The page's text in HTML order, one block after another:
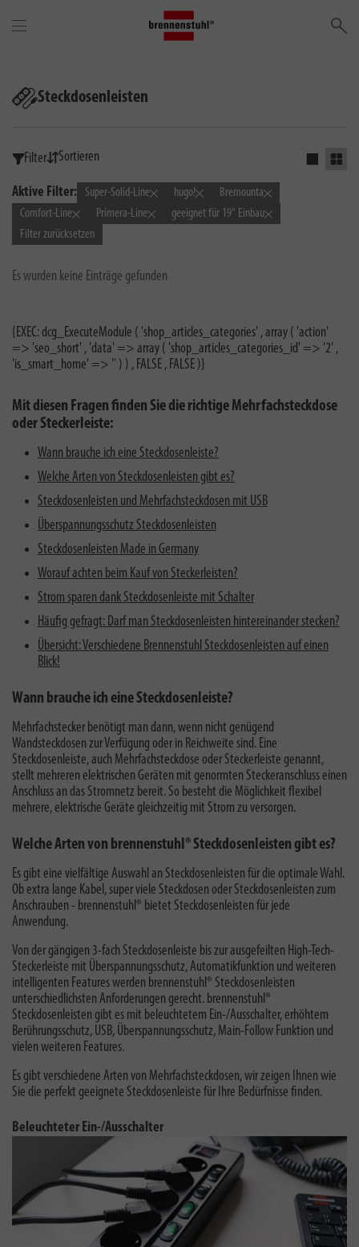
Steckdosenleisten
Filter Sortieren Einfaches
Grid
Aktive Filter:
Super-Solid-Line hugo!
Bremounta
Comfort-Line
Primera-Line
geeignet für 19" Einbau
Filter zurücksetzen
Es wurden keine Einträge gefunden
{EXEC: dcg_ExecuteModule ( 'shop_articles_categories' , array ( 'action'
=> 'seo_short' , 'data' => array ( 'shop_articles_categories_id' => '2' ,
'is_smart_home' => '' ) ) , FALSE , FALSE )}
Mit diesen Fragen finden Sie die richtige Mehrfachsteckdose
oder Steckerleiste:
Wann brauche ich eine Steckdosenleiste?
Welche Arten von Steckdosenleisten gibt es?
Steckdosenleisten und Mehrfachsteckdosen mit USB
Überspannungsschutz Steckdosenleisten
Steckdosenleisten Made in Germany
Worauf achten beim Kauf von Steckerleisten?
Strom sparen dank Steckdosenleiste mit Schalter
Häufig gefragt: Darf man Steckdosenleisten hintereinander stecken?
Übersicht: Verschiedene Brennenstuhl Steckdosenleisten auf einen
Blick!
Wann brauche ich eine Steckdosenleiste?
Mehrfachstecker benötigt man dann, wenn nicht genügend
Wandsteckdosen zur Verfügung oder in Reichweite sind. Eine
Steckdosenleiste, auch Mehrfachsteckdose oder Steckerleiste genannt,
stellt mehreren elektrischen Geräten mit genormten Steckeranschluss einen
Anschluss an das Stromnetz bereit. So besteht die Möglichkeit flexibel
mehrere, elektrische Geräte gleichzeitig mit Strom zu versorgen.
Welche Arten von brennenstuhl® Steckdosenleisten gibt es?
Es gibt eine vielfältige Auswahl an Steckdosenleisten für die optimale Wahl.
Ob extra lange Kabel, super viele Steckdosen oder Steckdosenleisten zum
Anschrauben - brennenstuhl® bietet Steckdosenleisten für jede
Anwendung.
Von der gängigen 3-fach Steckdosenleiste bis zur ausgefeilten High-Tech-
Steckerleiste mit Überspannungsschutz, Automatikfunktion und weiteren
intelligenten Features werden brennenstuhl® Steckdosenleisten
unterschiedlichsten Anforderungen gerecht. brennenstuhl®
Steckdosenleisten gibt es mit beleuchtetem Ein-/Ausschalter, erhöhtem
Berührungsschutz, USB, Überspannungsschutz, Main-Follow Funktion und
vielen weiteren Features.
Es gibt verschiedene Arten von Mehrfachsteckdosen, wir zeigen Ihnen wie
Sie die perfekt geeignete Steckdosenleiste für Ihre Bedürfnisse finden.
Beleuchteter Ein-/Ausschalter